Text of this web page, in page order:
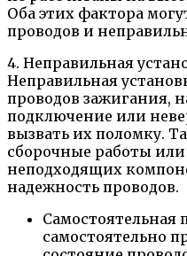
Оба этих фактора
проводов и
4. Неправильная
Неправильная
проводов зажигания,
подключение или
вызвать их поломку.
сборочные работы или
неподходящих
надежность проводов.
Самостоятельная
самостоятельно